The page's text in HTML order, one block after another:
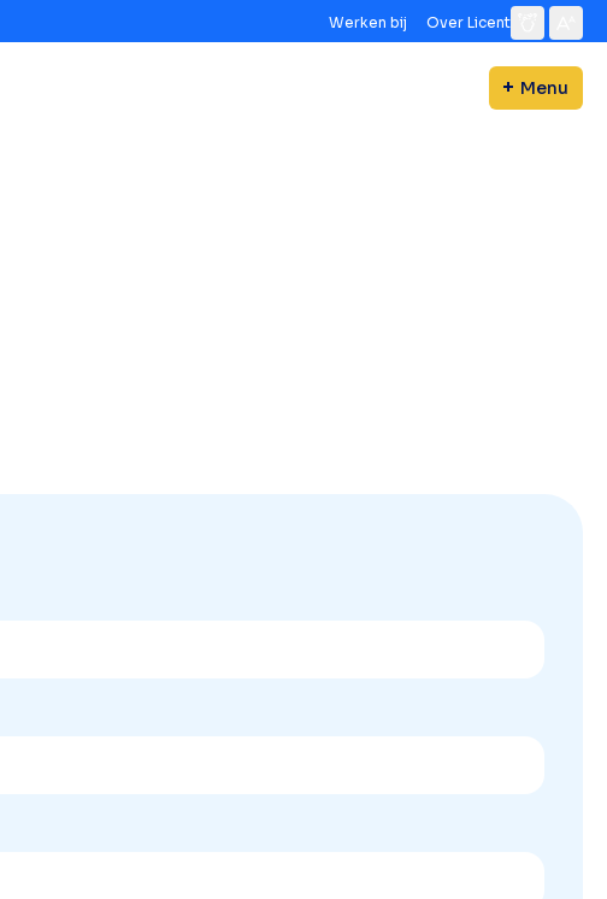
Werken bij Over Licent
Menu